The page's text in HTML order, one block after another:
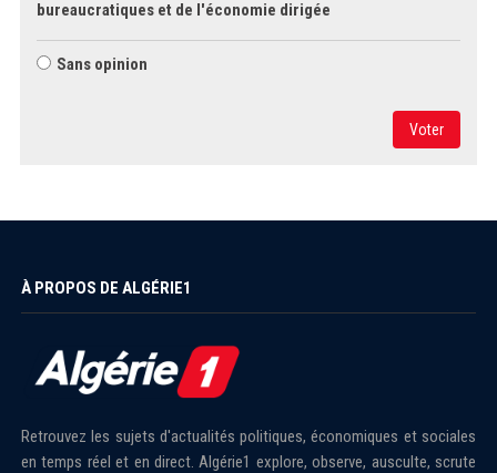
bureaucratiques et de l'économie dirigée
Sans opinion
Voter
À PROPOS DE ALGÉRIE1
Retrouvez les sujets d'actualités politiques, économiques et sociales
en temps réel et en direct. Algérie1 explore, observe, ausculte, scrute